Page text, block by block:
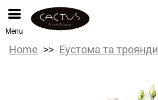
Menu
Home Еустома та троянди